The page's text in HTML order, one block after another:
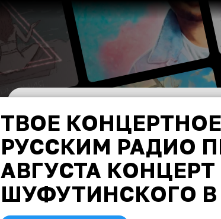
ТВОЕ
РУССКИМ РАДИО
АВГУСТА
ШУФУТИНСКОГО В